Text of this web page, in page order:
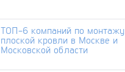
ТОП-6 компаний по монтажу
плоской кровли в Москве и
Московской области